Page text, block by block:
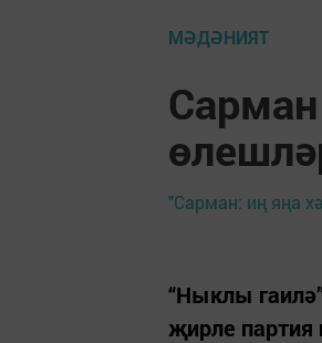
МӘДӘНИЯТ
"Сарман: иң яңа
“Ныклы
җирле партия